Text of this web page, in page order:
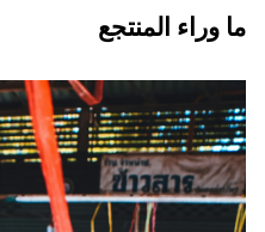
ما وراء المنتجع